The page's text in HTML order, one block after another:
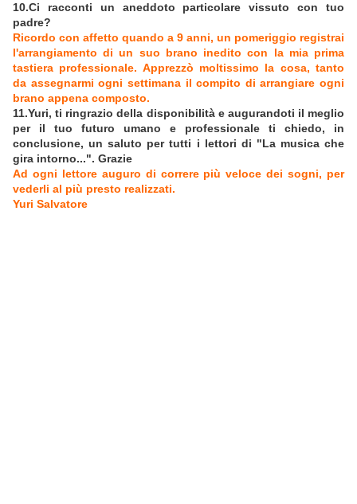
10.Ci racconti un aneddoto particolare vissuto con tuo
padre?
Ricordo con affetto quando a 9 anni, un pomeriggio registrai
l'arrangiamento di un suo brano inedito con la mia prima
tastiera professionale. Apprezzò moltissimo la cosa, tanto
da assegnarmi ogni settimana il compito di arrangiare ogni
brano appena composto.
11.Yuri, ti ringrazio della disponibilità e augurandoti il meglio
per il tuo futuro umano e professionale ti chiedo, in
conclusione, un saluto per tutti i lettori di "La musica che
gira intorno...". Grazie
Ad ogni lettore auguro di correre più veloce dei sogni, per
vederli al più presto realizzati.
Yuri Salvatore